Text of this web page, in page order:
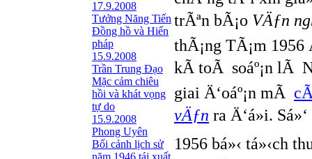
17.9.2008
Tưởng Năng Tiến
Đồng hồ và Hiến
pháp
15.9.2008
Trần Trung Đạo
Mặc cảm chiêu
hồi và khát vọng
tự do
15.9.2008
Phong Uyên
Bối cảnh lịch sử
năm 1946 tái xuất
trÃªn bÃ¡o VÄƒn
thÃ¡ng TÃ¡m 1956
kÃ­ toÃ soáº¡n lÃ
giai Ä‘oáº¡n mÃ
vÄƒn ra Ä‘á»i. Sá»‘
1956 bá»‹ tá»‹ch